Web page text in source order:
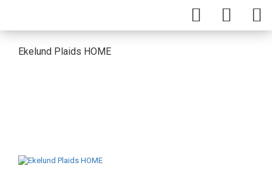
Ekelund Plaids HOME